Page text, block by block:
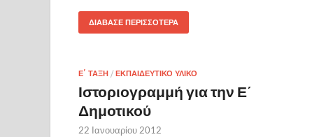
ΔΙΆΒΑΣΕ ΠΕΡΙΣΣΌΤΕΡΑ
Ε΄ ΤΆΞΗ / ΕΚΠΑΙΔΕΥΤΙΚΌ ΥΛΙΚΌ
Ιστοριογραμμή για την Ε΄
Δημοτικού
22 Ιανουαρίου 2012